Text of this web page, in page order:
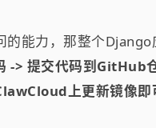
能力，那整个
-> 提交代码到GitHub
上更新镜像即